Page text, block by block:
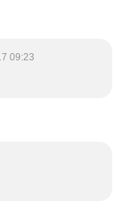
09:23